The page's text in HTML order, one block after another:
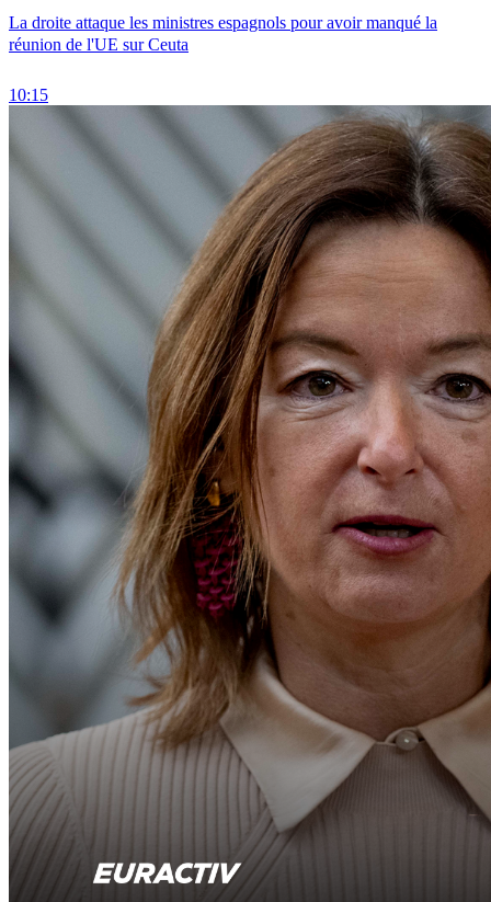
La droite attaque les ministres espagnols pour avoir manqué la
réunion de l'UE sur Ceuta
10:15